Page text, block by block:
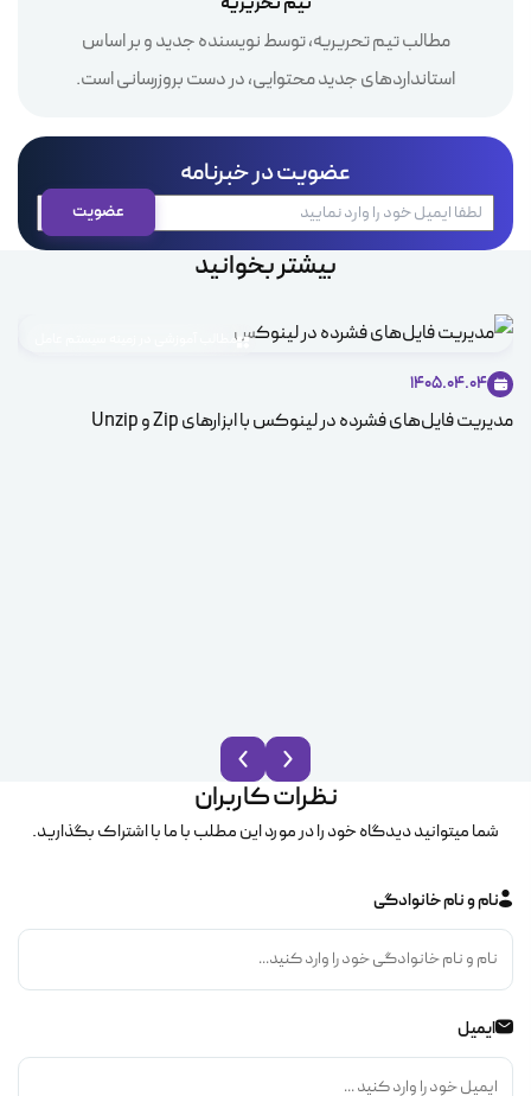
مطالب تیم تحریریه، توسط نویسنده جدید و بر اساس
استانداردهای جدید محتوایی، در دست بروزرسانی است.
عضویت در خبرنامه
بیشتر بخوانید
مطالب آموزشی در زمینه سیستم عامل
1405.04.04
مدیریت فایل‌های فشرده در لینوکس با ابزارهای Zip و Unzip
نظرات کاربران
شما میتوانید دیدگاه خود را در مورد این مطلب با ما با اشتراک بگذارید.
نام و نام خانوادگی
ایمیل